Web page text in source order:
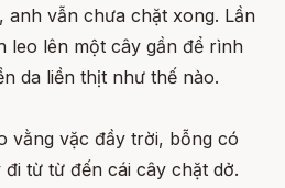
anh vẫn chưa chặt xong. Lần
leo lên một cây gần để rình
da liền thịt như thế nào.
vằng vặc đầy trời, bỗng có
từ từ đến cái cây chặt dở.